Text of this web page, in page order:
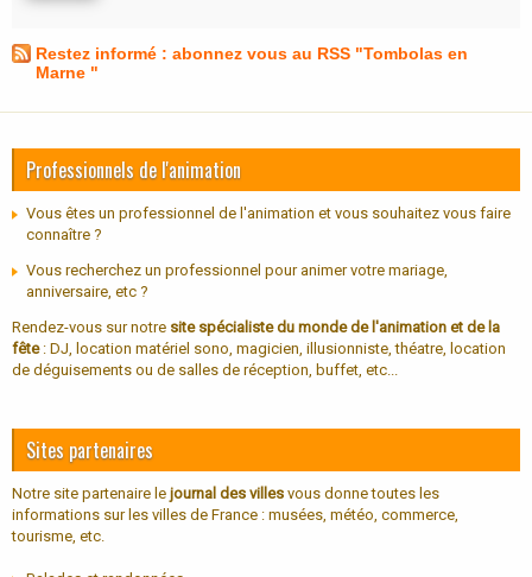
Restez informé : abonnez vous au RSS "Tombolas en
Marne "
Professionnels de l'animation
Vous êtes un professionnel de l'animation et vous souhaitez vous faire
connaître ?
Vous recherchez un professionnel pour animer votre mariage,
anniversaire, etc ?
Rendez-vous sur notre site spécialiste du monde de l'animation et de la
fête: DJ, location matériel sono, magicien, illusionniste, théatre, location
de déguisements ou de salles de réception, buffet, etc...
Sites partenaires
Notre site partenaire le journal des villes vous donne toutes les
informations sur les villes de France : musées, météo, commerce,
tourisme, etc.